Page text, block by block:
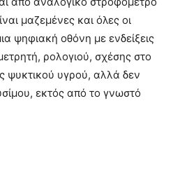
μαζεμένες και όλες οι
ψηφιακή οθόνη με ενδείξεις
ρολογιού, σχέσης στο
ψυκτικού υγρού, αλλά δεν
εκτός από το γνωστό